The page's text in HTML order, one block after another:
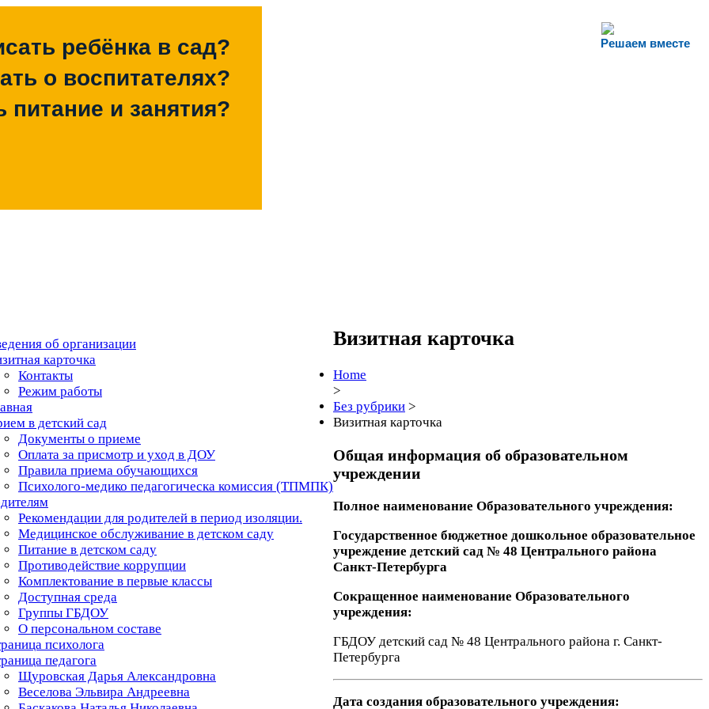
Решаем вместе
ребёнка в сад?
о воспитателях?
питание и занятия?
об организации
карточка
Контакты
Режим работы
в детский сад
Документы о приеме
Оплата за присмотр и уход в ДОУ
Правила приема обучающихся
Психолого-медико педагогическа комиссия (ТПМПК)
Рекомендации для родителей в период изоляции.
Медицинское обслуживание в детском саду
Питание в детском саду
Противодействие коррупции
Комплектование в первые классы
Доступная среда
Группы ГБДОУ
О персональном составе
психолога
педагога
Щуровская Дарья Александровна
Веселова Эльвира Андреевна
Визитная карточка
Home
>
Без рубрики >
Визитная карточка
Общая информация об образовательном
учреждении
Полное наименование Образовательного учреждения:
Государственное бюджетное дошкольное образовательное
учреждение детский сад № 48 Центрального района
Санкт-Петербурга
Сокращенное наименование Образовательного
учреждения:
ГБДОУ детский сад № 48 Центрального района г. Санкт-
Петербурга
Дата создания образовательного учреждения: